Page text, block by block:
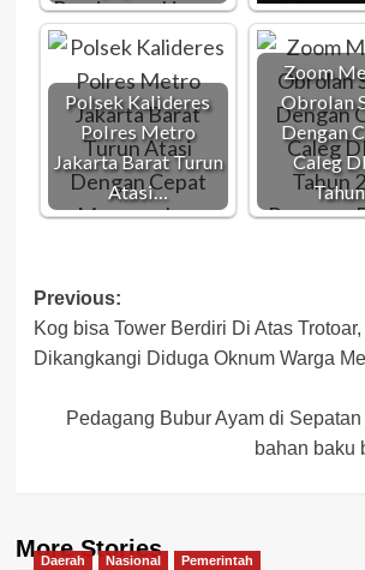
Polsek Kalideres
Polres Metro
Jakarta Barat Turun
Atasi…
Zoom
Obrolan
Dengan
Caleg
Post
navigation
Previous:
Kog bisa Tower Berdiri Di Atas
Dikangkangi Diduga Oknum Warga
Pedagang Bubur Ayam di
bahan baku
More Stories
Daerah Nasional Pemerintah